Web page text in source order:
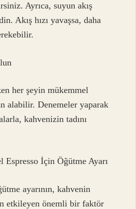
Ayrıca, suyun akış
Akış hızı yavaşsa, daha
her şeyin mükemmel
alabilir. Denemeler yaparak
kahvenizin tadını
Espresso İçin Öğütme Ayarı
ayarının, kahvenin
etkileyen önemli bir faktör